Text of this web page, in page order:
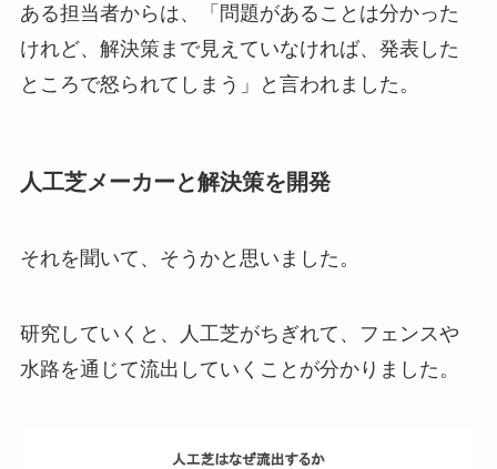
ある担当者からは、「問題があることは分かった
けれど、解決策まで見えていなければ、発表した
ところで怒られてしまう」と言われました。
人工芝メーカーと解決策を開発
それを聞いて、そうかと思いました。
研究していくと、人工芝がちぎれて、フェンスや
水路を通じて流出していくことが分かりました。